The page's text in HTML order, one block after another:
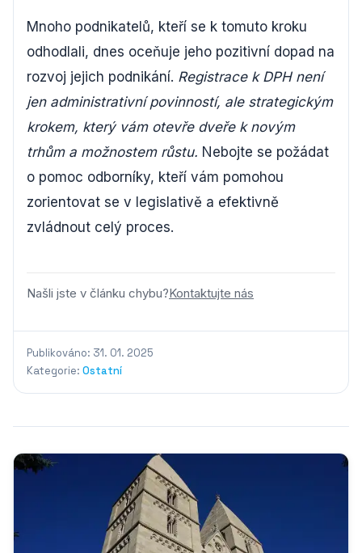
Mnoho podnikatelů, kteří se k tomuto kroku
odhodlali, dnes oceňuje jeho pozitivní dopad na
rozvoj jejich podnikání. Registrace k DPH není
jen administrativní povinností, ale strategickým
krokem, který vám otevře dveře k novým
trhům a možnostem růstu. Nebojte se požádat
o pomoc odborníky, kteří vám pomohou
zorientovat se v legislativě a efektivně
zvládnout celý proces.
Našli jste v článku chybu?Kontaktujte nás
Publikováno: 31. 01. 2025
Kategorie: Ostatní